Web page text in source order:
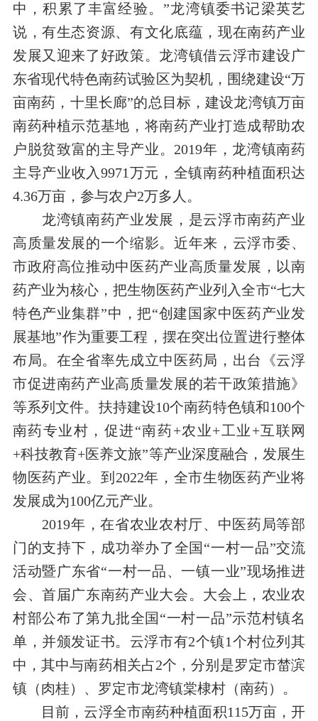
中，积累了丰富经验。”龙湾镇委书记梁英艺
说，有生态资源、有文化底蕴，现在南药产业
发展又迎来了好政策。龙湾镇借云浮市建设广
东省现代特色南药试验区为契机， 围绕建设“万
亩南药，十里长廊”的总目标，建设龙湾镇万亩
南药种植示范基地，将南药产业打造成帮助农
户脱贫致富的主导产业。 2019年，龙湾镇南药
主导产业收入 9971万元，全镇南药种植面积达
4.36万亩，参与农户2万多人。
龙湾镇南药产业发展，是云浮市南药产业
高质量发展的一个缩影。近年来，云浮市委、
市政府高位推动中医药产业高质量发展，以南
药产业为核心，把生物医药产业列入全市“七大
特色产业集群”中，把“创建国家中医药产业发
展基地”作为重要工程，摆在突出位置进行整体
布局。在全省率先成立中医药局，出台《云浮
市促进南药产业高质量发展的若干政策措施》
等系列文件。扶持建设10个南药特色镇和100个
南药专业村，促进“南药+农业+工业+互联网
+科技教育+医养文旅”等产业深度融合，发展生
物医药产业。到 2022年，全市生物医药产业将
发展成为100亿元产业。
2019年，在省农业农村厅、中医药局等部
门的支持下，成功举办了全国 “一村一品”交流
活动暨广东省“一村一品、一镇一业”现场推进
会、首届广东南药产业大会。大会上，农业农
村部公布了第九批全国“一村一品”示范村镇名
单，并颁发证书。云浮市有2个镇1个村位列其
中，其中与南药相关占2个，分别是罗定市榃滨
镇（肉桂）、罗定市龙湾镇棠棣村（南药） 。
目前，云浮全市南药种植面积115万亩，开